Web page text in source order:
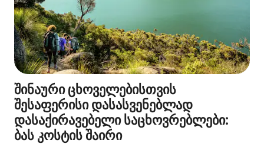
შინაური ცხოველებისთვის
შესაფერისი დასასვენებლად
დასაქირავებელი საცხოვრებლები:
ბას კოსტის შაირი